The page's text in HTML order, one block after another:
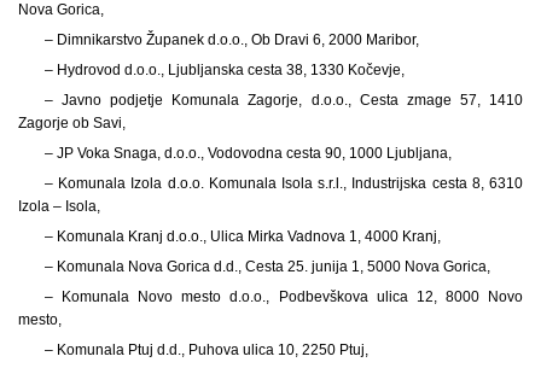
Nova Gorica,
– Dimnikarstvo Županek d.o.o., Ob Dravi 6, 2000 Maribor,
– Hydrovod d.o.o., Ljubljanska cesta 38, 1330 Kočevje,
– Javno podjetje Komunala Zagorje, d.o.o., Cesta zmage 57, 1410
Zagorje ob Savi,
– JP Voka Snaga, d.o.o., Vodovodna cesta 90, 1000 Ljubljana,
– Komunala Izola d.o.o. Komunala Isola s.r.l., Industrijska cesta 8, 6310
Izola – Isola,
– Komunala Kranj d.o.o., Ulica Mirka Vadnova 1, 4000 Kranj,
– Komunala Nova Gorica d.d., Cesta 25. junija 1, 5000 Nova Gorica,
– Komunala Novo mesto d.o.o., Podbevškova ulica 12, 8000 Novo
mesto,
– Komunala Ptuj d.d., Puhova ulica 10, 2250 Ptuj,